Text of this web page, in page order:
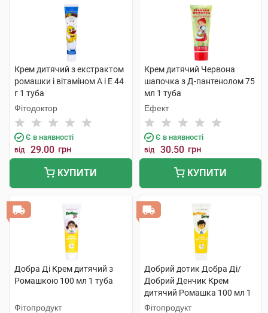
Крем дитячий з екстрактом
ромашки і вітаміном А і Е 44
г 1 туба
Фітодоктор
Є в наявності
від 29.00 грн
КУПИТИ
Крем дитячий Червона
шапочка з Д-пантенолом 75
мл 1 туба
Ефект
Є в наявності
від 30.50 грн
КУПИТИ
Добра Ді Крем дитячий з
Ромашкою 100 мл 1 туба
Фітопродукт
Добрий дотик Добра Ді/
Добрий Денчик Крем
дитячий Ромашка 100 мл 1
туба
Фітопродукт